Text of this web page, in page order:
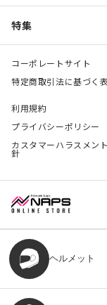
特集
コーポレートサイト
特定商取引法に基づく
利用規約
プライバシーポリシー
カスタマーハラスメン
針
ヘルメット